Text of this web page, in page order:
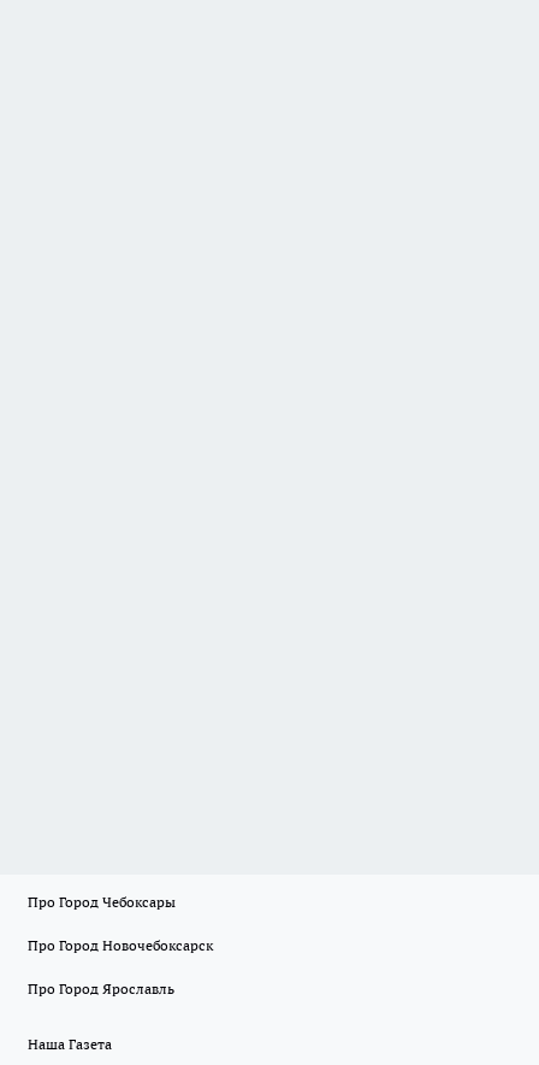
Про Город Чебоксары
Про Город Новочебоксарск
Про Город Ярославль
Наша Газета